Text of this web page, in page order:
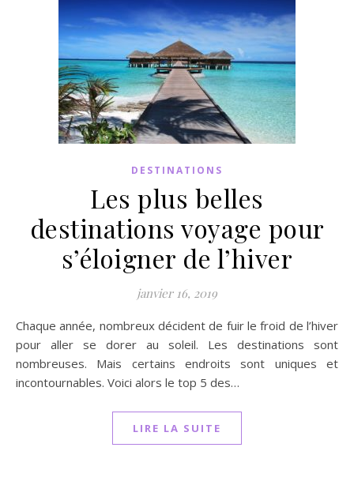
DESTINATIONS
Les plus belles
destinations voyage pour
s’éloigner de l’hiver
janvier 16, 2019
Chaque année, nombreux décident de fuir le froid de l’hiver
pour aller se dorer au soleil. Les destinations sont
nombreuses. Mais certains endroits sont uniques et
incontournables. Voici alors le top 5 des…
LIRE LA SUITE